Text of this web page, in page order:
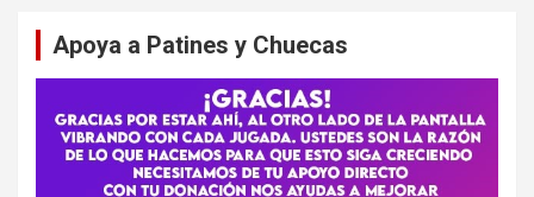
Apoya a Patines y Chuecas